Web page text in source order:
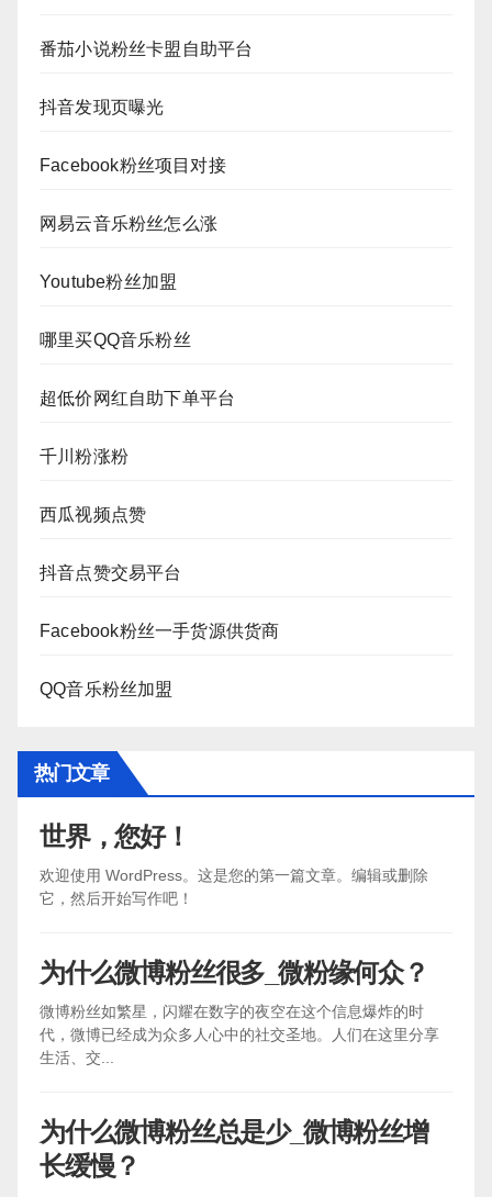
番茄小说粉丝卡盟自助平台
抖音发现页曝光
Facebook粉丝项目对接
网易云音乐粉丝怎么涨
Youtube粉丝加盟
哪里买QQ音乐粉丝
超低价网红自助下单平台
千川粉涨粉
西瓜视频点赞
抖音点赞交易平台
Facebook粉丝一手货源供货商
QQ音乐粉丝加盟
热门文章
世界，您好！
欢迎使用 WordPress。这是您的第一篇文章。编辑或删除
它，然后开始写作吧！
为什么微博粉丝很多_微粉缘何众？
微博粉丝如繁星，闪耀在数字的夜空在这个信息爆炸的时
代，微博已经成为众多人心中的社交圣地。人们在这里分享
生活、交...
为什么微博粉丝总是少_微博粉丝增
长缓慢？